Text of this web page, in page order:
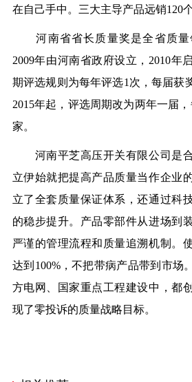
在自己手中。三大主导产品远销120
河南省省长质量奖是全省质量
2009年由河南省政府设立，2010年
期评选规则为每年评选1次，每届获
2015年起，评选周期改为两年一届
家。
河南平芝高压开关有限公司 是
立伊始就把提高产品质量当作企业
立了全套质量保证体系，还通过科
的稳步提升。产品零部件从进场到
严谨的管理流程和质量追溯机制。
达到100%，不把带病产品带到市场
方电网、国家重点工程建设中，都
现了零投诉的质量战略目标。